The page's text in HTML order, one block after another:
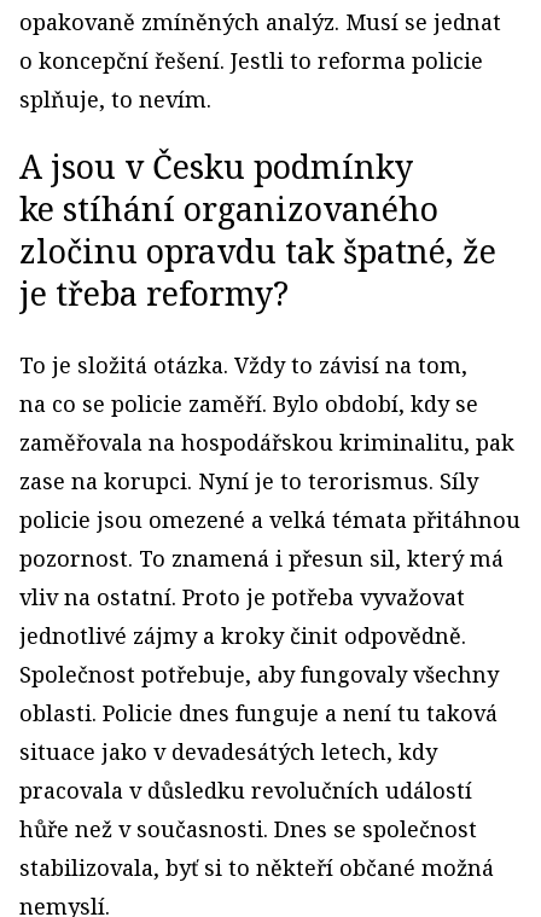
opakovaně zmíněných analýz. Musí se jednat
o koncepční řešení. Jestli to reforma policie
splňuje, to nevím.
A jsou v Česku podmínky
ke stíhání organizovaného
zločinu opravdu tak špatné, že
je třeba reformy?
To je složitá otázka. Vždy to závisí na tom,
na co se policie zaměří. Bylo období, kdy se
zaměřovala na hospodářskou kriminalitu, pak
zase na korupci. Nyní je to terorismus. Síly
policie jsou omezené a velká témata přitáhnou
pozornost. To znamená i přesun sil, který má
vliv na ostatní. Proto je potřeba vyvažovat
jednotlivé zájmy a kroky činit odpovědně.
Společnost potřebuje, aby fungovaly všechny
oblasti. Policie dnes funguje a není tu taková
situace jako v devadesátých letech, kdy
pracovala v důsledku revolučních událostí
hůře než v současnosti. Dnes se společnost
stabilizovala, byť si to někteří občané možná
nemyslí.